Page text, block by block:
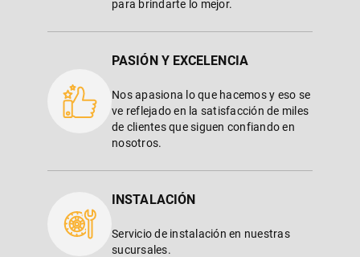
para brindarte lo mejor.
PASIÓN Y EXCELENCIA
Nos apasiona lo que hacemos y eso se
ve reflejado en la satisfacción de miles
de clientes que siguen confiando en
nosotros.
INSTALACIÓN
Servicio de instalación en nuestras
sucursales.